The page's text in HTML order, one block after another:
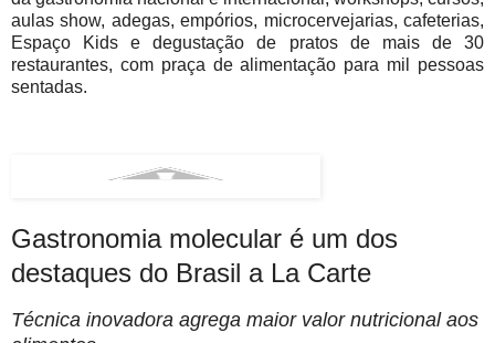
aulas show, adegas, empórios, microcervejarias, cafeterias,
Espaço Kids e degustação de pratos de mais de 30
restaurantes, com praça de alimentação para mil pessoas
sentadas.
Gastronomia molecular é um dos
destaques do Brasil a La Carte
Técnica inovadora agrega maior valor nutricional aos